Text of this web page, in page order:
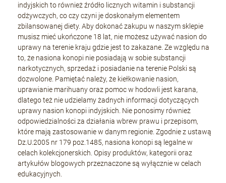
indyjskich to również źródło licznych witamin i substancji
odżywczych, co czy czyni je doskonałym elementem
zbilansowanej diety. Aby dokonać zakupu w naszym sklepie
musisz mieć ukończone 18 lat, nie możesz używać nasion do
uprawy na terenie kraju gdzie jest to zakazane. Ze względu na
to, że nasiona konopi nie posiadają w sobie substancji
narkotycznych, sprzedaż i posiadanie na terenie Polski są
dozwolone. Pamiętać należy, że kiełkowanie nasion,
uprawianie marihuany oraz pomoc w hodowli jest karana,
dlatego też nie udzielamy żadnych informacji dotyczących
uprawy nasion konopi indyjskich. Nie ponosimy również
odpowiedzialności za działania wbrew prawu i przepisom,
które mają zastosowanie w danym regionie. Zgodnie z ustawą
Dz.U.2005 nr 179 poz.1485, nasiona konopi są legalne w
celach kolekcjonerskich. Opisy produktów, kategorii oraz
artykułów blogowych przeznaczone są wyłącznie w celach
edukacyjnych.